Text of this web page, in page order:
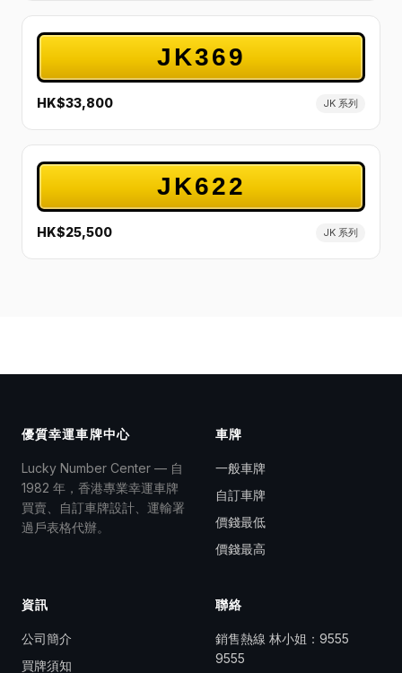
JK369
HK$33,800 JK 系列
JK622
HK$25,500 JK 系列
優質幸運車牌中心
Lucky Number Center — 自
1982 年，香港專業幸運車牌
買賣、自訂車牌設計、運輸署
過戶表格代辦。
車牌
一般車牌
自訂車牌
價錢最低
價錢最高
資訊
公司簡介
買牌須知
聯絡
銷售熱線 林小姐： 9555
9555